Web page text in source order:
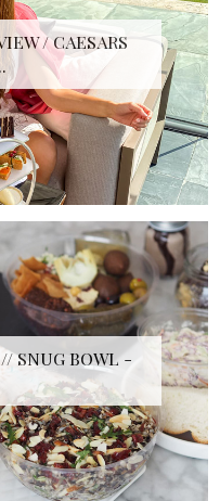
/ CAESARS
SNUG BOWL -